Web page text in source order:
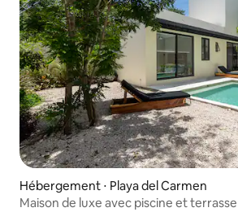
Hébergement ⋅ Playa del Carmen
Maison de luxe avec piscine et